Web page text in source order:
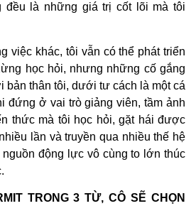
đều là những giá trị cốt lõi mà tôi
việc khác, tôi vẫn có thể phát triển
học hỏi, nhưng những cố gắng
bản thân tôi, dưới tư cách là một cá
đứng ở vai trò giảng viên, tầm ảnh
thức mà tôi học hỏi, gặt hái được
lần và truyền qua nhiều thế hệ
động lực vô cùng to lớn thúc
TRONG 3 TỪ, CÔ SẼ CHỌN